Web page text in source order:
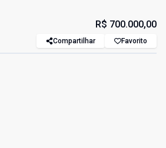
R$ 700.000,00
Compartilhar Favorito